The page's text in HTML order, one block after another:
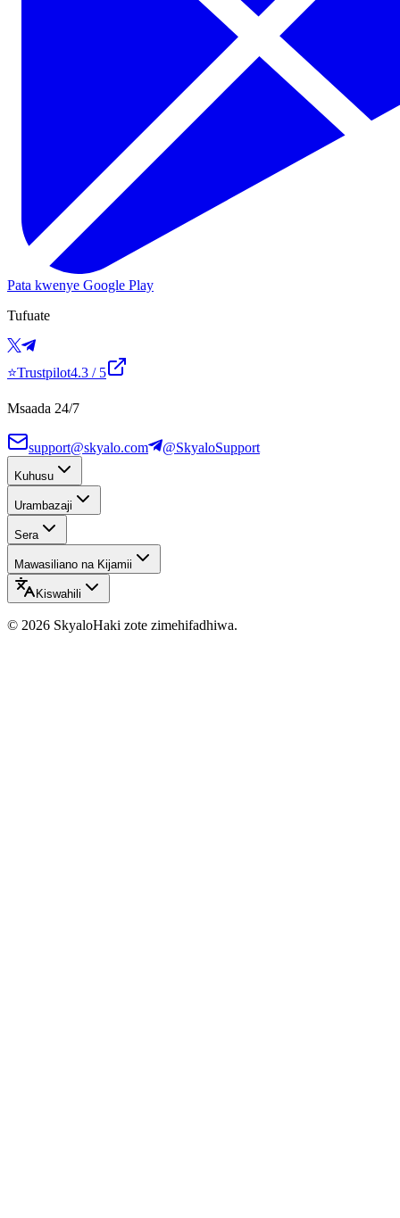
Pata kwenye Google Play
Tufuate
⭐Trustpilot4.3 / 5
Msaada 24/7
support@skyalo.com @SkyaloSupport
Kuhusu
Urambazaji
Sera
Mawasiliano na Kijamii
Kiswahili
© 2026 SkyaloHaki zote zimehifadhiwa.